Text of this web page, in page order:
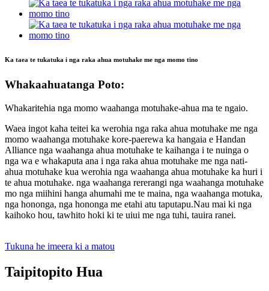
Ka taea te tukatuka i nga raka ahua motuhake me nga momo tino
Whakaahuatanga Poto:
Whakaritehia nga momo waahanga motuhake-ahua ma te ngaio.
Waea ingot kaha teitei ka werohia nga raka ahua motuhake me nga
momo waahanga motuhake kore-paerewa ka hangaia e Handan
Alliance nga waahanga ahua motuhake te kaihanga i te nuinga o
nga wa e whakaputa ana i nga raka ahua motuhake me nga nati-
ahua motuhake kua werohia nga waahanga ahua motuhake ka huri i
te ahua motuhake. nga waahanga rererangi nga waahanga motuhake
mo nga miihini hanga ahumahi me te maina, nga waahanga motuka,
nga hononga, nga hononga me etahi atu taputapu.Nau mai ki nga
kaihoko hou, tawhito hoki ki te uiui me nga tuhi, tauira ranei.
Tukuna he imeera ki a matou
Taipitopito Hua